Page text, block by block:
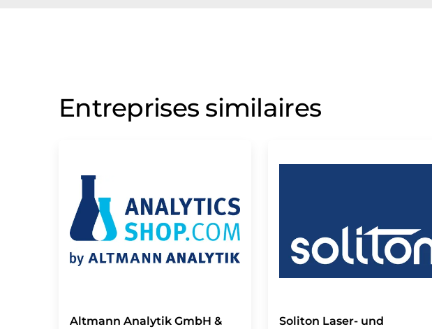
Entreprises similaires
Altmann Analytik GmbH &
Soliton Laser- und